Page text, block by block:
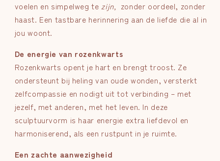
voelen en simpelweg tezijn, zonder oordeel, zonder
haast. Een tastbare herinnering aan de liefde die al in
jou woont.
De energie van rozenkwarts
Rozenkwarts opent je hart en brengt troost. Ze
ondersteunt bij heling van oude wonden, versterkt
zelfcompassie en nodigt uit tot verbinding – met
jezelf, met anderen, met het leven. In deze
sculptuurvorm is haar energie extra liefdevol en
harmoniserend, als een rustpunt in je ruimte.
Een zachte aanwezigheid